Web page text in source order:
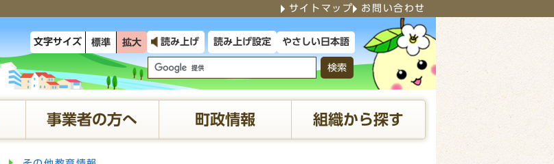
サイトマップ お問い合わせ
文字サイズ 標準 拡大 読み上げ 読み上げ設定 やさしい日本語
検索
事業者の方へ 町政情報 組織から探す